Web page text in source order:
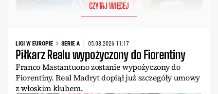
CZYTAJ WIĘCEJ
LIGI W EUROPIE SERIE A 05.08.2026 11:17
Piłkarz Realu wypożyczony do Fiorentiny
Franco Mastantuono zostanie wypożyczony do
Fiorentiny. Real Madryt dopiął już szczegóły umowy
z włoskim klubem.